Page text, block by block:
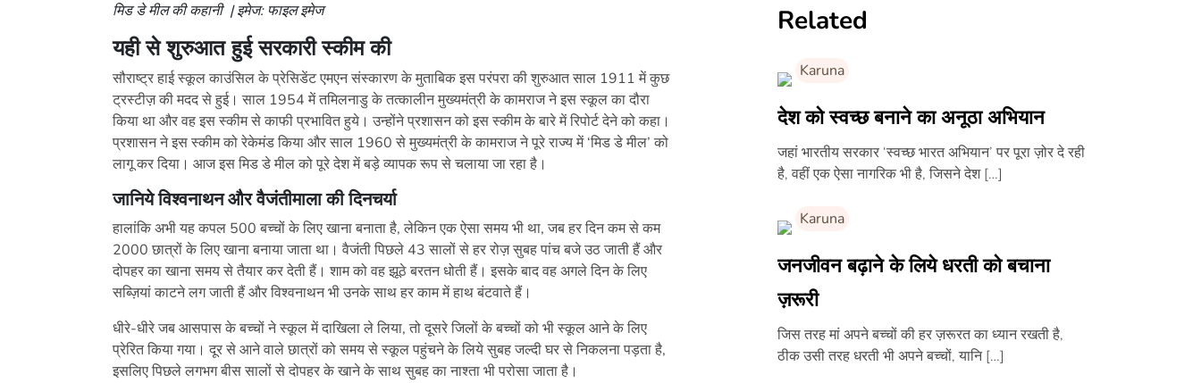
मिड डे मील की कहानी | इमेज: फाइल इमेज
यही से शुरुआत हुई सरकारी स्कीम की
सौराष्ट्र हाई स्कूल काउंसिल के प्रेसिडेंट एमएन संस्कारण के मुताबिक इस परंपरा की शुरुआत साल 1911 में कुछ
ट्रस्टीज़ की मदद से हुई। साल 1954 में तमिलनाडु के तत्कालीन मुख्यमंत्री के कामराज ने इस स्कूल का दौरा
किया था और वह इस स्कीम से काफी प्रभावित हुये। उन्होंने प्रशासन को इस स्कीम के बारे में रिपोर्ट देने को कहा।
प्रशासन ने इस स्कीम को रेकेमंड किया और साल 1960 से मुख्यमंत्री के कामराज ने पूरे राज्य में ‘मिड डे मील’ को
लागू कर दिया। आज इस मिड डे मील को पूरे देश में बड़े व्यापक रूप से चलाया जा रहा है।
जानिये विश्वनाथन और वैजंतीमाला की दिनचर्या
हालांकि अभी यह कपल 500 बच्चों के लिए खाना बनाता है, लेकिन एक ऐसा समय भी था, जब हर दिन कम से कम
2000 छात्रों के लिए खाना बनाया जाता था। वैजंती पिछले 43 सालों से हर रोज़ सुबह पांच बजे उठ जाती हैं और
दोपहर का खाना समय से तैयार कर देती हैं। शाम को वह झूठे बरतन धोती हैं। इसके बाद वह अगले दिन के लिए
सब्ज़ियां काटने लग जाती हैं और विश्वनाथन भी उनके साथ हर काम में हाथ बंटवाते हैं।
धीरे-धीरे जब आसपास के बच्चों ने स्कूल में दाखिला ले लिया, तो दूसरे जिलों के बच्चों को भी स्कूल आने के लिए
प्रेरित किया गया। दूर से आने वाले छात्रों को समय से स्कूल पहुंचने के लिये सुबह जल्दी घर से निकलना पड़ता है,
इसलिए पिछले लगभग बीस सालों से दोपहर के खाने के साथ सुबह का नाश्ता भी परोसा जाता है।
Related
Karuna
देश को स्वच्छ बनाने का अनूठा अभियान
जहां भारतीय सरकार ‘स्वच्छ भारत अभियान’ पर पूरा ज़ोर दे रही
है, वहीं एक ऐसा नागरिक भी है, जिसने देश […]
Karuna
जनजीवन बढ़ाने के लिये धरती को बचाना
ज़रूरी
जिस तरह मां अपने बच्चों की हर ज़रूरत का ध्यान रखती है,
ठीक उसी तरह धरती भी अपने बच्चों, यानि […]